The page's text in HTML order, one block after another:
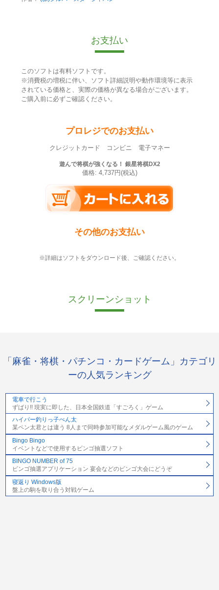
お支払い
このソフトは有料ソフトです。
※消費税の増税に伴い、ソフト詳細説明や動作環境等に表示
されている価格と、実際の価格が異なる場合がございます。
ご購入前に必ずご確認ください。
プロレジでのお支払い
クレジットカード コンビニ 電子マネー
遊んで将棋が強くなる！ 銀星将棋DX2
価格: 4,737円(税込)
その他のお支払い
※詳細はソフトをダウンロード後、ご確認ください。
スクリーンショット
「麻雀・将棋・パチンコ・カードゲーム」カテゴリ
ーの人気ランキング
電車で行こう
ずばり!! 現実に即した、日本全国鉄道「すごろく」ゲーム
ハイパー釣りっ子ぺん太
某ペン太君とは違う 8人まで同時参加可能なメダルゲーム風のゲーム
Bingo Bingo
イベントなどで使用するビンゴ抽選ソフト
BINGO NUMBER of 75
ビンゴ抽選アプリケーション 宴会などのビンゴ大会にどうぞ
寝返り Windows版
盤上の駒を取り合う対戦ゲーム